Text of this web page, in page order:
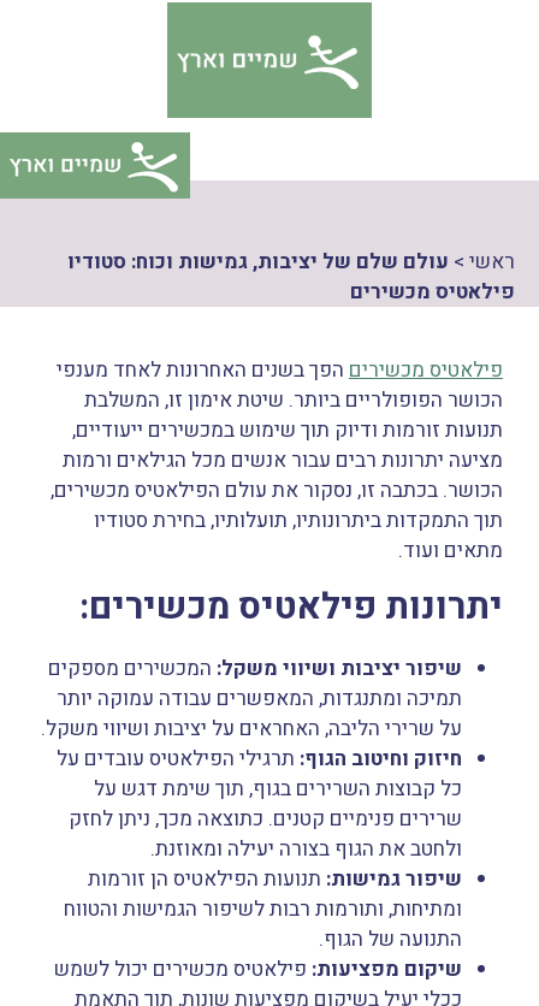
ראשי > עולם שלם של יציבות, גמישות וכוח: סטודיו
פילאטיס מכשירים
פילאטיס מכשירים הפך בשנים האחרונות לאחד מענפי
הכושר הפופולריים ביותר. שיטת אימון זו, המשלבת
תנועות זורמות ודיוק תוך שימוש במכשירים ייעודיים,
מציעה יתרונות רבים עבור אנשים מכל הגילאים ורמות
הכושר. בכתבה זו, נסקור את עולם הפילאטיס מכשירים,
תוך התמקדות ביתרונותיו, תועלותיו, בחירת סטודיו
מתאים ועוד.
יתרונות פילאטיס מכשירים:
שיפור יציבות ושיווי משקל: המכשירים מספקים
תמיכה ומתנגדות, המאפשרים עבודה עמוקה יותר
על שרירי הליבה, האחראים על יציבות ושיווי משקל.
חיזוק וחיטוב הגוף: תרגילי הפילאטיס עובדים על
כל קבוצות השרירים בגוף, תוך שימת דגש על
שרירים פנימיים קטנים. כתוצאה מכך, ניתן לחזק
ולחטב את הגוף בצורה יעילה ומאוזנת.
שיפור גמישות: תנועות הפילאטיס הן זורמות
ומתיחות, ותורמות רבות לשיפור הגמישות והטווח
התנועה של הגוף.
שיקום מפציעות: פילאטיס מכשירים יכול לשמש
ככלי יעיל בשיקום מפציעות שונות, תוך התאמת